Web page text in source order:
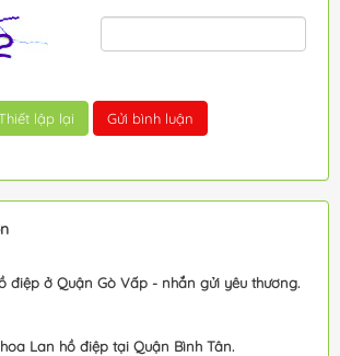
điệp ở Quận Gò Vấp - nhắn gửi yêu thương.
Lan hồ điệp tại Quận Bình Tân.